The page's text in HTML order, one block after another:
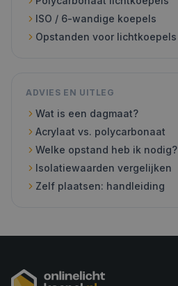
ISO / 6-wandige koepels
Opstanden voor lichtkoepels
ADVIES EN UITLEG
Wat is een dagmaat?
Acrylaat vs. polycarbonaat
Welke opstand heb ik nodig?
Isolatiewaarden vergelijken
Zelf plaatsen: handleiding